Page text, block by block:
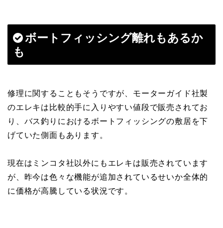
ボートフィッシング離れもあるか
も
修理に関することもそうですが、モーターガイド社製
のエレキは比較的手に入りやすい値段で販売されてお
り、バス釣りにおけるボートフィッシングの敷居を下
げていた側面もあります。
現在はミンコタ社以外にもエレキは販売されています
が、昨今は色々な機能が追加されているせいか全体的
に価格が高騰している状況です。